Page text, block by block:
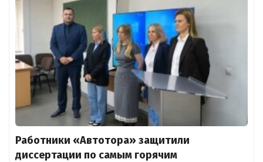
Работники «Автотора» защитили
диссертации по самым горячим